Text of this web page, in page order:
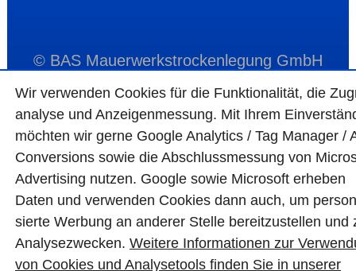
© BAS Mauerwerkstrockenlegung GmbH
Wir ver­wen­den Cookies für die Funktio­na­lität, die
ana­lyse und Anzei­gen­mes­sung. Mit Ihrem
möchten wir gerne Google Analytics / Tag Manager /
Con­ver­sions sowie die Abschluss­mes­sung von
Adver­tising nutzen. Google sowie Micro­soft erheben
Daten und ver­wen­den Cookies dann auch, um
sierte Wer­bung an ande­rer Stelle bereit­zu­stel­len und
Ana­lyse­zwecken. Wei­tere Infor­matio­nen zur
von Cookies und Ana­lyse­tools fin­den Sie in unserer